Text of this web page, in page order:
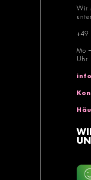
Wir
+49
Mo
Uhr